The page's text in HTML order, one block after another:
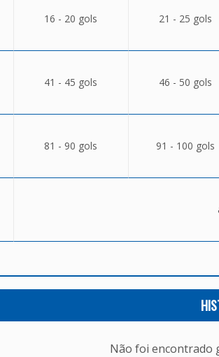
16 - 20 gols 21 - 25 gols
41 - 45 gols 46 - 50 gols
81 - 90 gols 91 - 100 gols
Não foi encontrado